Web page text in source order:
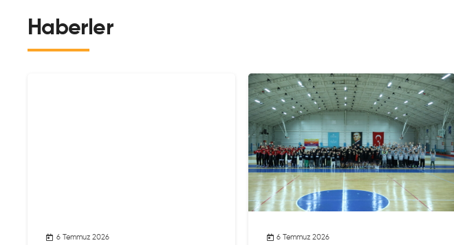
Haberler
6 Temmuz 2026 6 Temmuz 2026